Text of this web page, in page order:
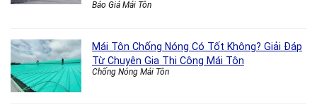
Báo Giá Mái Tôn
Mái Tôn Chống Nóng Có Tốt Không? Giải Đáp
Từ Chuyên Gia Thi Công Mái Tôn
Chống Nóng Mái Tôn